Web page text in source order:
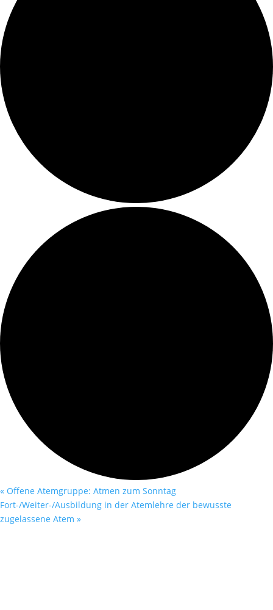
« Offene Atemgruppe: Atmen zum Sonntag
Fort-/Weiter-/Ausbildung in der Atemlehre der bewusste
zugelassene Atem »